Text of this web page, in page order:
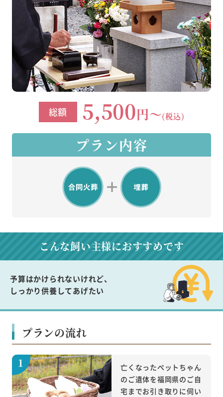
総額 5,500円～(税込)
プラン内容
こんな飼い主様におすすめです
予算はかけられないけれど、
しっかり供養してあげたい
プランの流れ
亡くなったペットちゃん
のご遺体を福岡県のご自
宅までお引き取りに伺い